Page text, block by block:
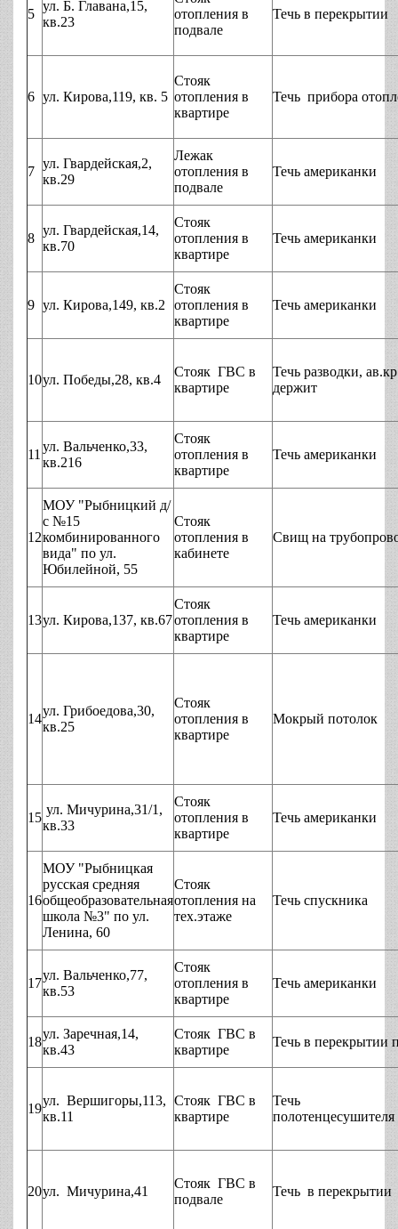
5
ул. Б. Главана,15,
кв.23
отопления в
подвале
Течь в перекрытии
6 ул. Кирова,119, кв. 5
Стояк
отопления в
квартире
Течь прибора
7
ул. Гвардейская,2,
кв.29
Лежак
отопления в
подвале
Течь американки
8
ул. Гвардейская,14,
кв.70
Стояк
отопления в
квартире
Течь американки
9 ул. Кирова,149, кв.2
Стояк
отопления в
квартире
Течь американки
10ул. Победы,28, кв.4
Стояк ГВС в
квартире
Течь разводки,
держит
11
ул. Вальченко,33,
кв.216
Стояк
отопления в
квартире
Течь американки
12
МОУ "Рыбницкий д/
с №15
комбинированного
вида" по ул.
Юбилейной, 55
Стояк
отопления в
кабинете
Свищ на
13ул. Кирова,137, кв.67
Стояк
отопления в
квартире
Течь американки
14
ул. Грибоедова,30,
кв.25
Стояк
отопления в
квартире
Мокрый потолок
15
ул. Мичурина,31/1,
кв.33
Стояк
отопления в
квартире
Течь американки
16
МОУ "Рыбницкая
русская средняя
общеобразовательная
школа №3" по ул.
Ленина, 60
Стояк
отопления на
тех.этаже
Течь спускника
17
ул. Вальченко,77,
кв.53
Стояк
отопления в
квартире
Течь американки
18
ул. Заречная,14,
кв.43
Стояк ГВС в
квартире
Течь в перекрытии
19
ул. Вершигоры,113,
кв.11
Стояк ГВС в
квартире
Течь
полотенцесушителя
20ул. Мичурина,41
Стояк ГВС в
подвале
Течь в перекрытии